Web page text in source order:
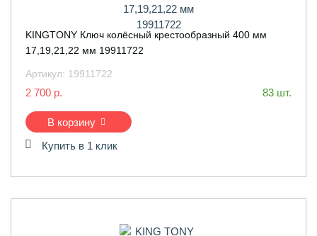
KINGTONY Ключ колёсный крестообразный 400 мм
17,19,21,22 мм 19911722
Артикул: 19911722
2 700 р. 83 шт.
В корзину
Купить в 1 клик